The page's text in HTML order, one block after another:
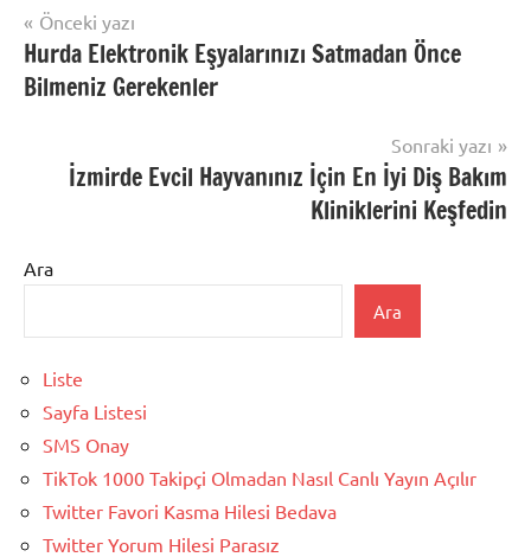
Yazı
gezinmesi
Önceki yazı
Hurda Elektronik Eşyalarınızı Satmadan Önce
Bilmeniz Gerekenler
Sonraki yazı
İzmirde Evcil Hayvanınız İçin En İyi Diş Bakım
Kliniklerini Keşfedin
Ara
Ara
Liste
Sayfa Listesi
SMS Onay
TikTok 1000 Takipçi Olmadan Nasıl Canlı Yayın Açılır
Twitter Favori Kasma Hilesi Bedava
Twitter Yorum Hilesi Parasız